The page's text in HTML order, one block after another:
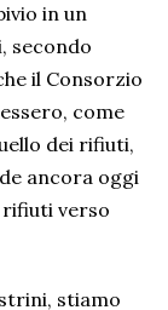
in un
secondo
il Consorzio
come
dei rifiuti,
ancora oggi
verso
stiamo